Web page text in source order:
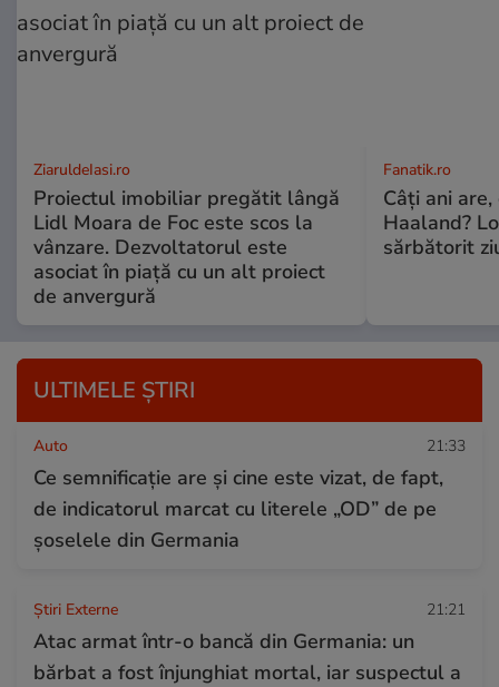
ZiaruldeIasi.ro
Proiectul imobiliar pregătit lângă
Lidl Moara de Foc este scos la
vânzare. Dezvoltatorul este
asociat în piață cu un alt proiect
de anvergură
Fanatik.ro
Câți ani
Haaland?
sărbătorit
ULTIMELE ȘTIRI
Auto 21:33
Ce semnificație are și cine este vizat, de fapt,
de indicatorul marcat cu literele „OD” de pe
șoselele din Germania
Știri Externe 21:21
Atac armat într-o bancă din Germania: un
bărbat a fost înjunghiat mortal, iar suspectul a